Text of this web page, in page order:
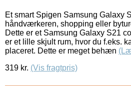
Et smart Spigen Samsung Galaxy
håndværkeren, shopping eller
Dette er et Samsung Galaxy S21
er et lille skjult rum, hvor du f.eks.
placeret. Dette er meget behæn
319 kr. (Vis fragtpris)